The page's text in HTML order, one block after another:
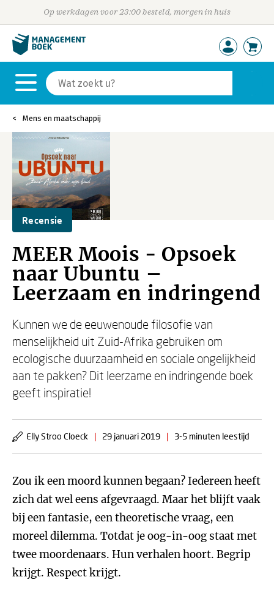
Op werkdagen voor 23:00 besteld, morgen in huis
Mens en maatschappij
Recensie
MEER Moois - Opsoek
naar Ubuntu –
Leerzaam en indringend
Kunnen we de eeuwenoude filosofie van
menselijkheid uit Zuid-Afrika gebruiken om
ecologische duurzaamheid en sociale ongelijkheid
aan te pakken? Dit leerzame en indringende boek
geeft inspiratie!
Elly Stroo Cloeck | 29 januari 2019 | 3-5 minuten leestijd
Zou ik een moord kunnen begaan? Iedereen heeft
zich dat wel eens afgevraagd. Maar het blijft vaak
bij een fantasie, een theoretische vraag, een
moreel dilemma. Totdat je oog-in-oog staat met
twee moordenaars. Hun verhalen hoort. Begrip
krijgt. Respect krijgt.